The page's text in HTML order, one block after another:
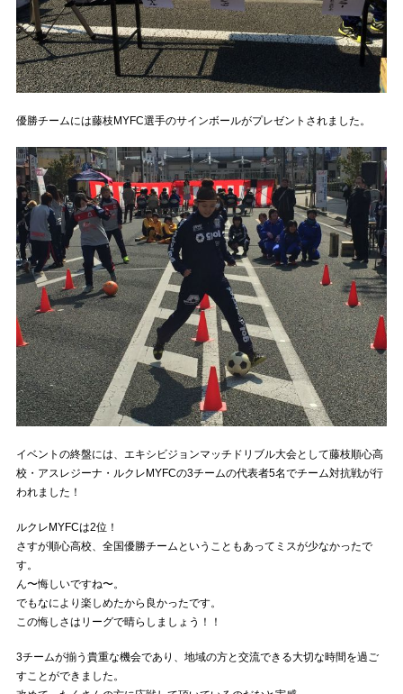
優勝チームには藤枝MYFC選手のサインボールがプレゼントされました。
イベントの終盤には、エキシビジョンマッチドリブル大会として藤枝順心高
校・アスレジーナ・ルクレMYFCの3チームの代表者5名でチーム対抗戦が行
われました！
ルクレMYFCは2位！
さすが順心高校、全国優勝チームということもあってミスが少なかったで
す。
ん〜悔しいですね〜。
でもなにより楽しめたから良かったです。
この悔しさはリーグで晴らしましょう！！
3チームが揃う貴重な機会であり、地域の方と交流できる大切な時間を過ご
すことができました。